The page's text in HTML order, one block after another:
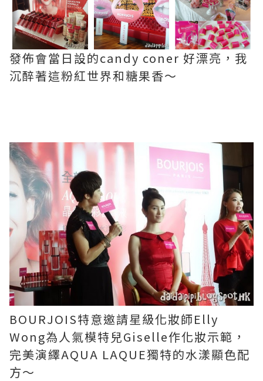
發佈會當日設的candy coner 好漂亮，我
沉醉著這粉紅世界和糖果香～
BOURJOIS特意邀請星級化妝師Elly
Wong為人氣模特兒Giselle作化妝示範，
完美演繹AQUA LAQUE獨特的水漾顯色配
方～